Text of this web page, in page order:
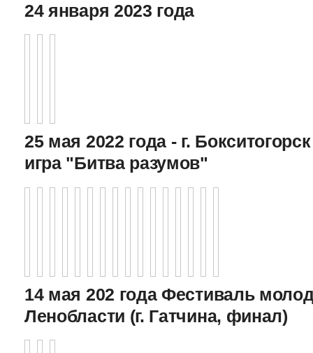
24 января 2023 года
25 мая 2022 года - г.
игра "Битва разумов"
14 мая 202 года Фестиваль
Ленобласти (г. Гатчина, финал)